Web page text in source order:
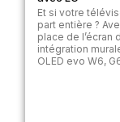
Et si votre
part entière ?
place de l’écran
intégration
OLED evo W6,